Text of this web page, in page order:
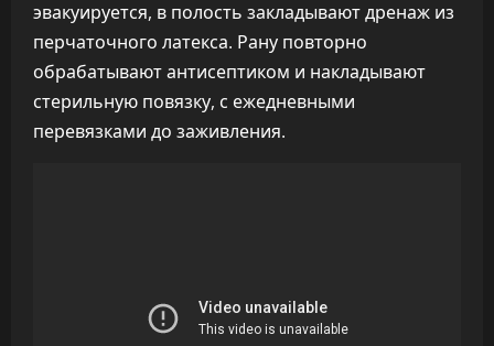
эвакуируется, в полость закладывают дренаж из
перчаточного латекса. Рану повторно
обрабатывают антисептиком и накладывают
стерильную повязку, с ежедневными
перевязками до заживления.